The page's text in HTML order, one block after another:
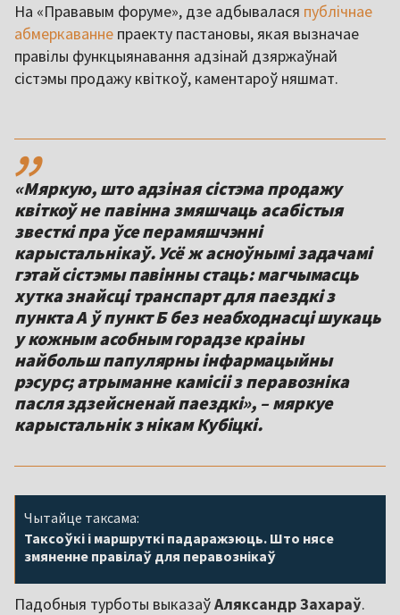
На «Прававым форуме», дзе адбывалася публічнае
абмеркаванне праекту пастановы, якая вызначае
правілы функцыянавання адзінай дзяржаўнай
сістэмы продажу квіткоў, каментароў няшмат.
,,
«Мяркую, што адзіная сістэма продажу
квіткоў не павінна змяшчаць асабістыя
звесткі пра ўсе перамяшчэнні
карыстальнікаў. Усё ж асноўнымі задачамі
гэтай сістэмы павінны стаць: магчымасць
хутка знайсці транспарт для паездкі з
пункта А ў пункт Б без неабходнасці шукаць
у кожным асобным горадзе краіны
найбольш папулярны інфармацыйны
рэсурс; атрыманне камісіі з перавозніка
пасля здзейсненай паездкі», – мяркуе
карыстальнік з нікам Кубіцкі.
Чытайце таксама:
Таксоўкі і маршруткі падаражэюць. Што нясе
змяненне правілаў для перавознікаў
Падобныя турботы выказаўАляксандр Захараў.